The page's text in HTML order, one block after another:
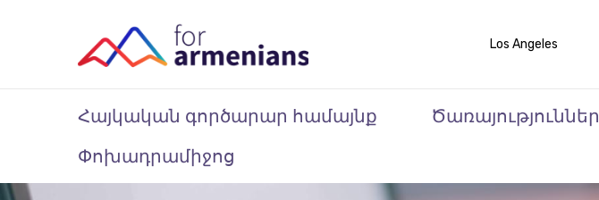
Los Angeles
Հայկական գործարար համայնք Ծառայություններ
Փոխադրամիջոց